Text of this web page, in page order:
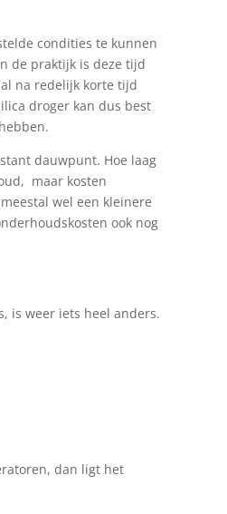
condities te kunnen
de praktijk is deze tijd
na redelijk korte tijd
droger kan dus best
dauwpunt. Hoe laag
maar kosten
wel een kleinere
ook nog
is weer iets heel anders.
dan ligt het